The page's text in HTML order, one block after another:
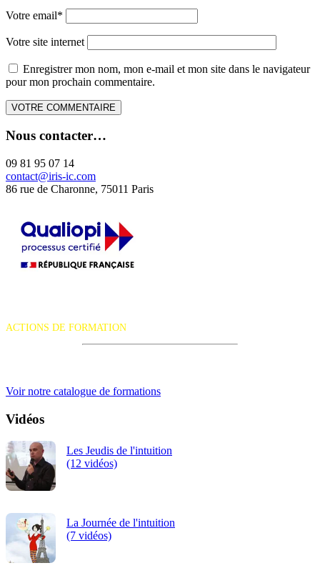
Votre email*
Votre site internet
Enregistrer mon nom, mon e-mail et mon site dans le navigateur
pour mon prochain commentaire.
Nous contacter…
09 81 95 07 14
contact@iris-ic.com
86 rue de Charonne, 75011 Paris
ACTIONS DE FORMATION
Voir notre catalogue de formations
Vidéos
Les Jeudis de l'intuition
(12 vidéos)
La Journée de l'intuition
(7 vidéos)